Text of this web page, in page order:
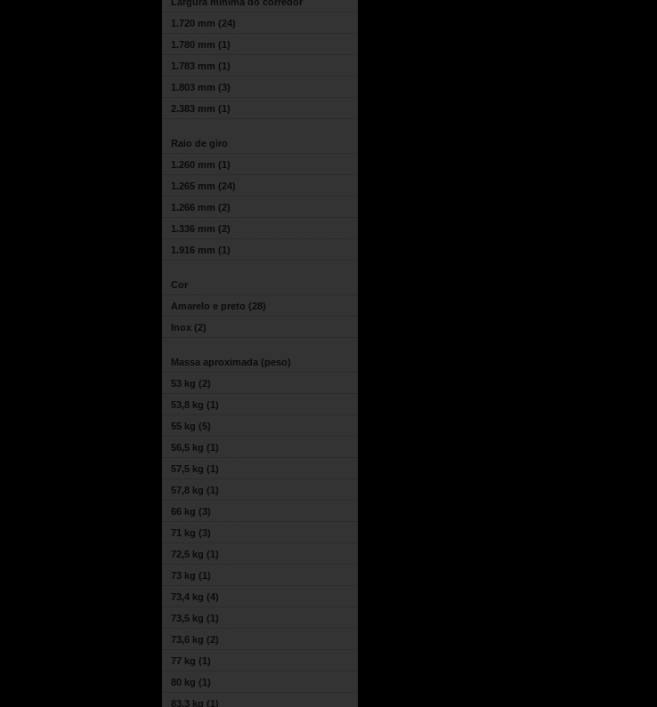
1.720 mm (24)
1.780 mm (1)
1.783 mm (1)
1.803 mm (3)
2.383 mm (1)
Raio de giro
1.260 mm (1)
1.265 mm (24)
1.266 mm (2)
1.336 mm (2)
1.916 mm (1)
Cor
Amarelo e preto (28)
Inox (2)
Massa aproximada (peso)
53 kg (2)
53,8 kg (1)
55 kg (5)
56,5 kg (1)
57,5 kg (1)
57,8 kg (1)
66 kg (3)
71 kg (3)
72,5 kg (1)
73 kg (1)
73,4 kg (4)
73,5 kg (1)
73,6 kg (2)
77 kg (1)
80 kg (1)
83,3 kg (1)